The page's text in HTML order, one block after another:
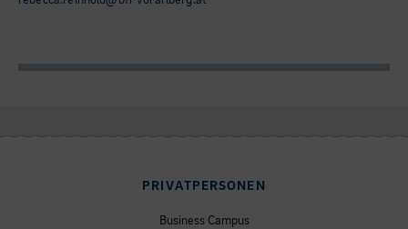
PRIVATPERSONEN
Business Campus